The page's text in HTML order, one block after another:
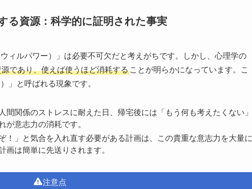
る資源：科学的に証明された事実
ィルパワー）」は必要不可欠だと考えがちです。しかし、心理学の
であり、使えば使うほど消耗する ことが明らかになっています。こ
」と呼ばれる現象です。
間関係のストレスに耐えた日、帰宅後には「もう何も考えたくない」
が意志力の消耗です。
！」と気合を入れ直す必要がある計画は、この貴重な意志力を大量に
画は簡単に先送りされます。
注意点